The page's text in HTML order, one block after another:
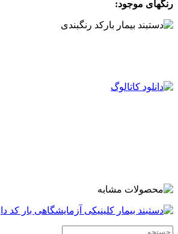
رنگهای موجود: